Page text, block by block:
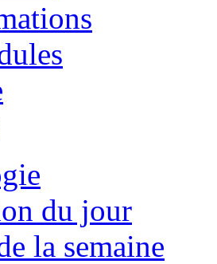
du jour
la semaine